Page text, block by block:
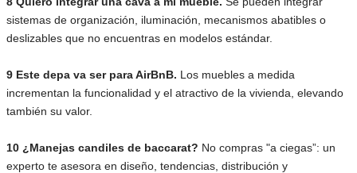
sistemas de organización, iluminación, mecanismos abatibles o
deslizables que no encuentras en modelos estándar.
9 Este depa va ser para AirBnB. Los muebles a medida
incrementan la funcionalidad y el atractivo de la vivienda, elevando
también su valor.
10 ¿Manejas candiles de baccarat? No compras "a ciegas”: un
experto te asesora en diseño, tendencias, distribución y